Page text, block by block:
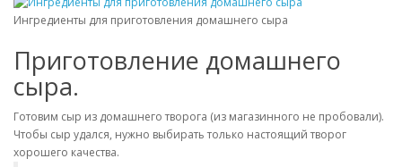
Ингредиенты для приготовления домашнего сыра
Приготовление домашнего
сыра.
Готовим сыр из домашнего творога (из магазинного не пробовали).
Чтобы сыр удался, нужно выбирать только настоящий творог
хорошего качества.